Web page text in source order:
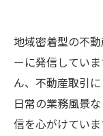
地域密着型の不
ーに発信してい
ん、不動産取引
日常の業務風景
信を心がけてい